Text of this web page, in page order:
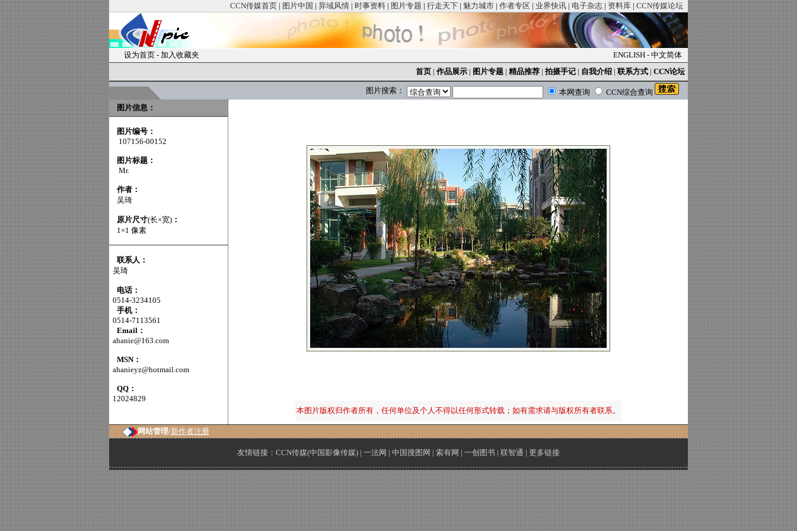
CCN传媒首页 | 图片中国 | 异域风情 | 时事资料 | 图片专题 | 行走天下 | 魅力城市 | 作者专区 | 业界快讯 | 电子杂志 | 资料库 | CCN传媒论坛
设为首页 - 加入收藏夹 ENGLISH - 中文简体
首页 | 作品展示 | 图片专题 | 精品推荐 | 拍摄手记 | 自我介绍 | 联系方式 | CCN论坛
图片搜索： 本网查询
CCN综合查询
图片信息：
图片编号：
107156-00152
图片标题：
Mr.
作者：
吴琦
原片尺寸(长×宽) ：
1×1 像素
联系人：
吴琦
电话：
0514-3234105
手机：
0514-7113561
Email：
ahanie@163.com
MSN：
ahanieyz@hotmail.com
QQ：
12024829
本图片版权归作者所有，任何单位及个人不得以任何形式转载；如有需求请与版权所有者联系。
网站管理/新作者注册
友情链接： CCN传媒(中国影像传媒) | 一法网 | 中国搜图网 | 索有网 | 一创图书 | 联智通 | 更多链接